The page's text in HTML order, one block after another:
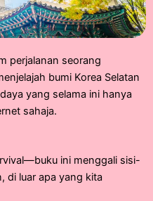
perjalanan seorang
bumi Korea Selatan
yang selama ini hanya
sahaja.
ini menggali sisi-
di luar apa yang kita